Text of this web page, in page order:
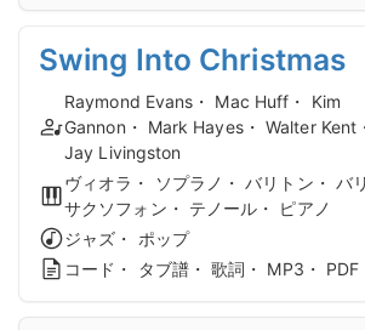
Swing Into Christmas
Raymond Evans・ Mac Huff・ Kim
Gannon・ Mark Hayes・ Walter Kent
Jay Livingston
ヴィオラ・ ソプラノ・ バリトン・ バ
サクソフォン・ テノール・ ピアノ
ジャズ・ ポップ
コード・ タブ譜・ 歌詞・ MP3・ PDF